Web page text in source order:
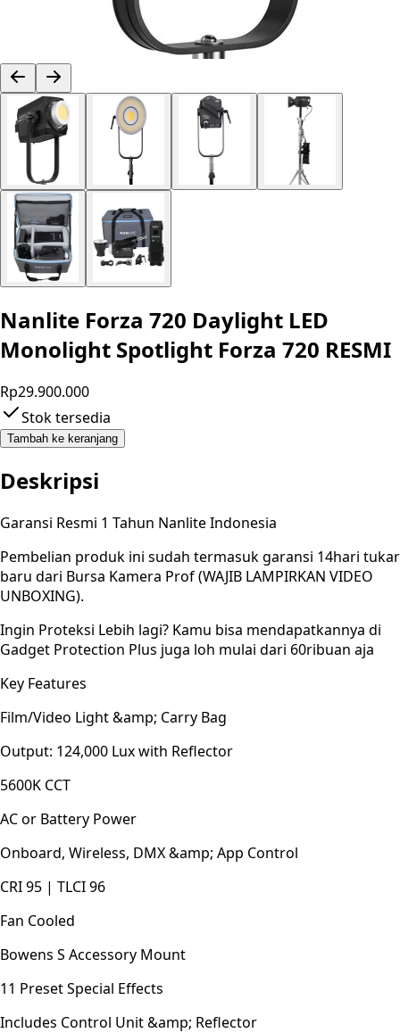
Nanlite Forza 720 Daylight LED
Monolight Spotlight Forza 720 RESMI
Rp29.900.000
Stok tersedia
Tambah ke keranjang
Deskripsi
Garansi Resmi 1 Tahun Nanlite Indonesia
Pembelian produk ini sudah termasuk garansi 14hari tukar
baru dari Bursa Kamera Prof (WAJIB LAMPIRKAN VIDEO
UNBOXING).
Ingin Proteksi Lebih lagi? Kamu bisa mendapatkannya di
Gadget Protection Plus juga loh mulai dari 60ribuan aja
Key Features
Film/Video Light &amp; Carry Bag
Output: 124,000 Lux with Reflector
5600K CCT
AC or Battery Power
Onboard, Wireless, DMX &amp; App Control
CRI 95 | TLCI 96
Fan Cooled
Bowens S Accessory Mount
11 Preset Special Effects
Includes Control Unit &amp; Reflector